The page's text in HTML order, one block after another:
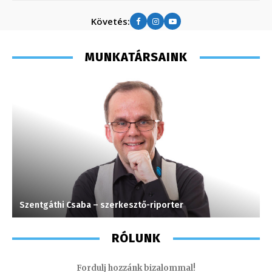
Követés:
MUNKATÁRSAINK
Szentgáthi Csaba – szerkesztő-riporter
RÓLUNK
Fordulj hozzánk bizalommal!